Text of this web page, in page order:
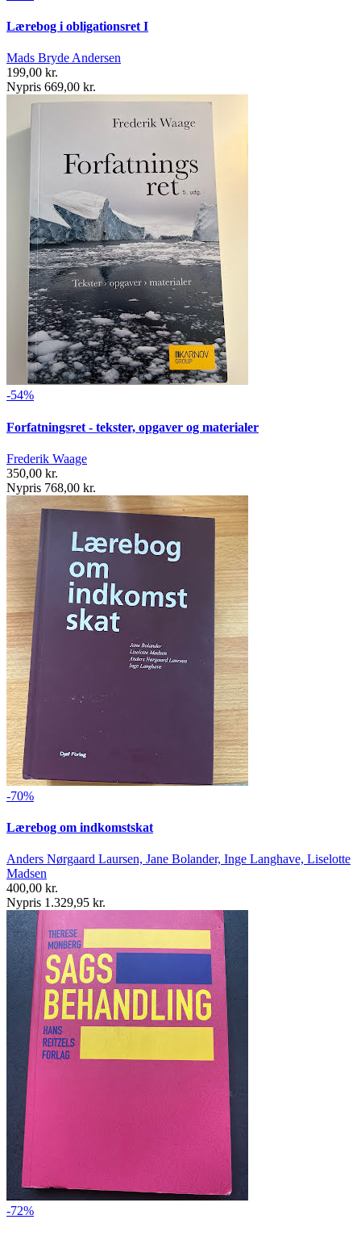
Lærebog i obligationsret I
Mads Bryde Andersen
199,00 kr.
Nypris 669,00 kr.
-54%
Forfatningsret - tekster, opgaver og materialer
Frederik Waage
350,00 kr.
Nypris 768,00 kr.
-70%
Lærebog om indkomstskat
Anders Nørgaard Laursen, Jane Bolander, Inge Langhave, Liselotte
Madsen
400,00 kr.
Nypris 1.329,95 kr.
-72%